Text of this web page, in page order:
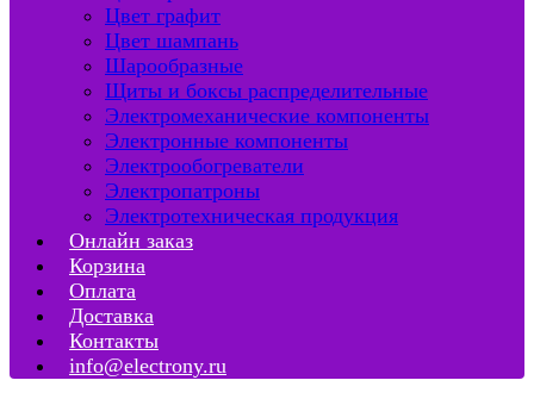
Цвет графит
Цвет шампань
Шарообразные
Щиты и боксы распределительные
Электромеханические компоненты
Электронные компоненты
Электрообогреватели
Электропатроны
Электротехническая продукция
Онлайн заказ
Корзина
Оплата
Доставка
Контакты
info@electrony.ru